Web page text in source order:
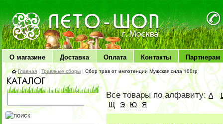
ЛЕТО чудо здоровья
О магазине Доставка Оплата Контакты Партнерам
Главная |Травяные сборы | Сбор трав от импотенции Мужская сила 100гр
Все товары по алфавиту:А
Щ Э Ю Я